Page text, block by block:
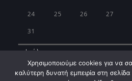
24 25 26 27
31
« Ιούλ
Χρησιμοποιούμε cookies για να
καλύτερη δυνατή εμπειρία στη